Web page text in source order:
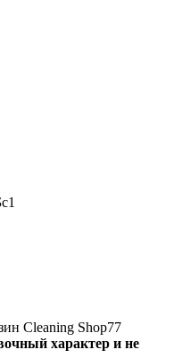
Cleaning Shop77
характер и не